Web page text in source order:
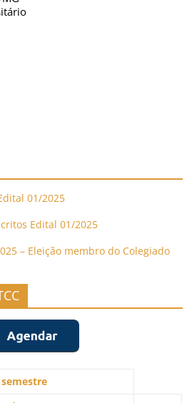
01/2025
Edital 01/2025
– Eleição membro do Colegiado
semestre